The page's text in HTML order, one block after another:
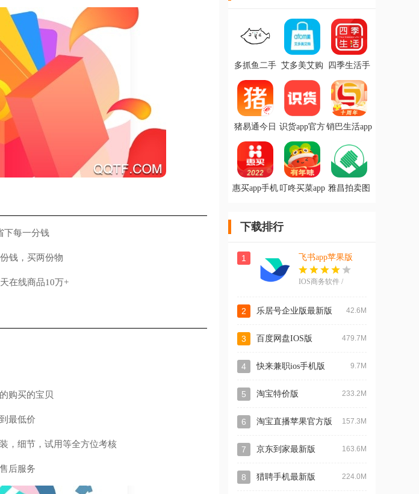
下每一分钱
钱，买两份物
在线商品10万+
购买的宝贝
最低价
，细节，试用等全方位考核
后服务
多抓鱼二手 艾多美艾购
四季生活手
猪易通今日 识货app官方销巴生活app
惠买app手机 叮咚买菜app 雅昌拍卖图
下载排行
1 飞书app苹果版
IOS商务软件 /
2 乐居号企业版最新版 42.6M
3 百度网盘IOS版 479.7M
4 快来兼职ios手机版 9.7M
5 淘宝特价版 233.2M
6 淘宝直播苹果官方版 157.3M
7 京东到家最新版 163.6M
8 猎聘手机最新版 224.0M